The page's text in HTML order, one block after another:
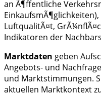
an Ã¶ffentliche
LuftqualitÃ¤t,
Indikatoren der
Marktdaten geben
Angebots- und
und Marktstimmungen.
aktuellen Marktkontext